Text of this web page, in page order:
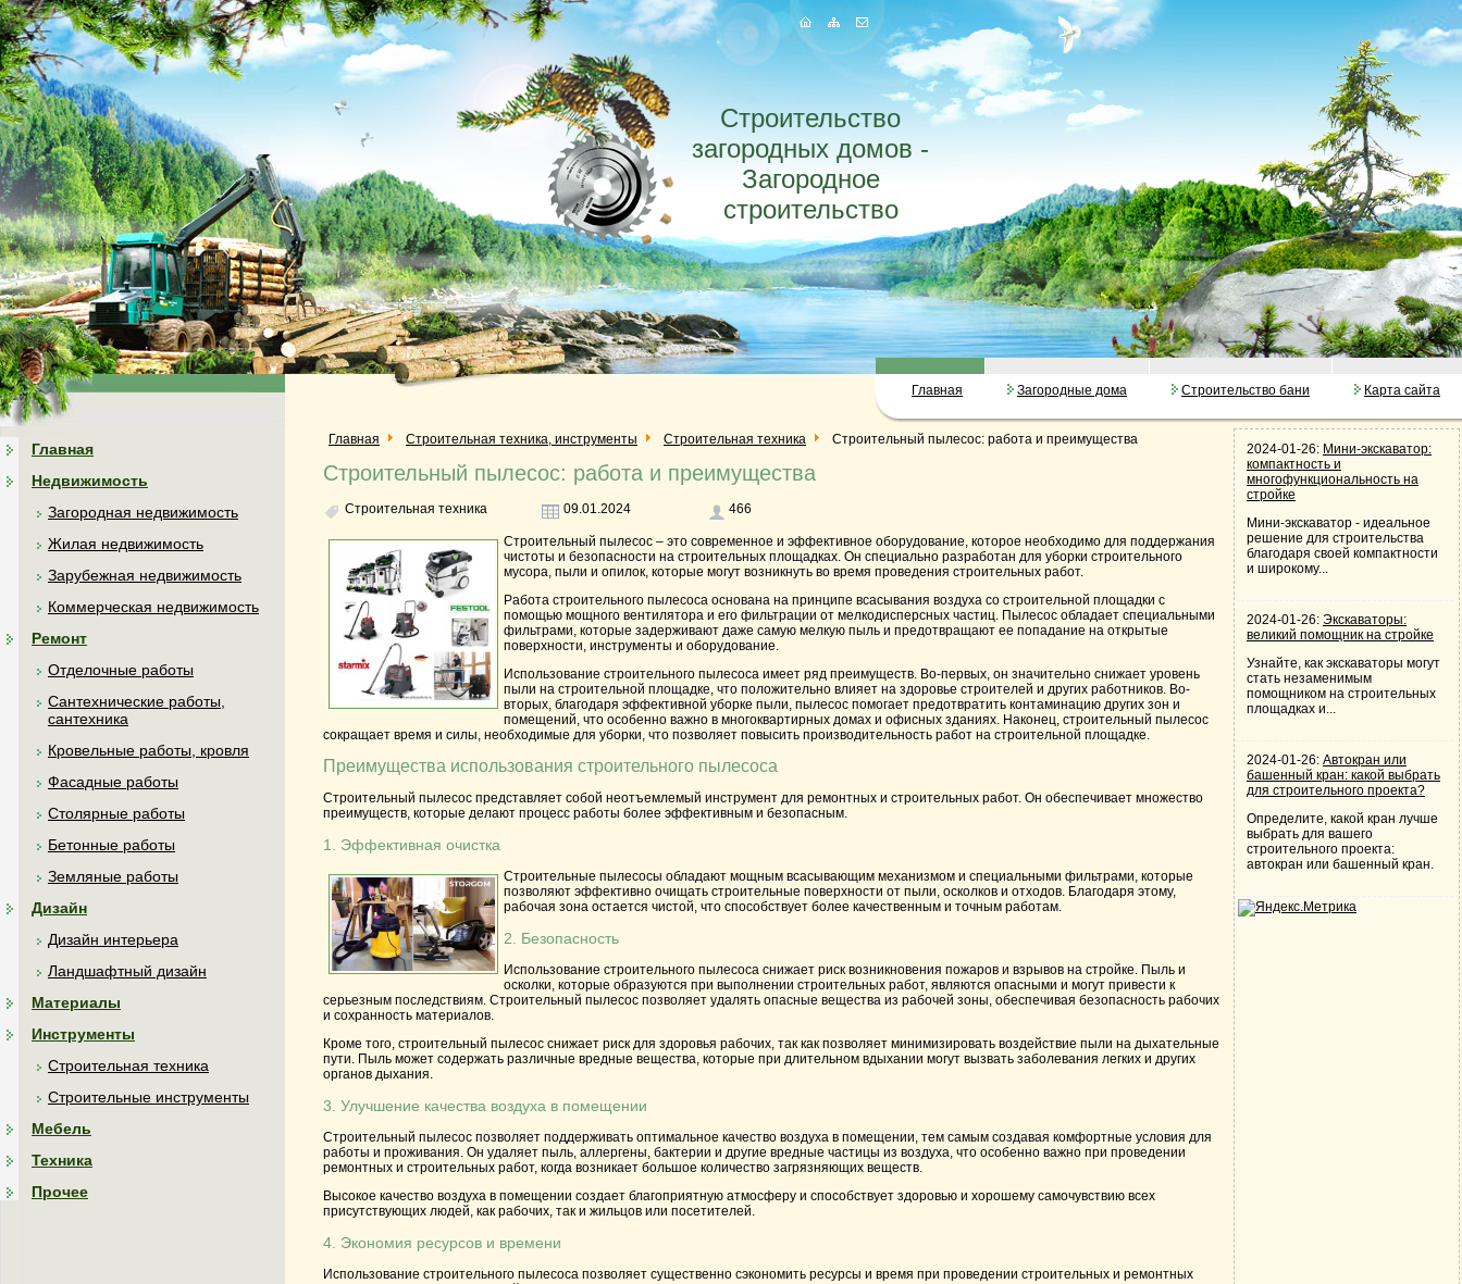
Строительство
загородных домов -
Загородное
строительство
Главная Загородные дома Строительство бани Карта сайта
Главная
Недвижимость
Загородная недвижимость
Жилая недвижимость
Зарубежная недвижимость
Коммерческая недвижимость
Ремонт
Отделочные работы
Сантехнические работы,
сантехника
Кровельные работы, кровля
Фасадные работы
Столярные работы
Бетонные работы
Земляные работы
Дизайн
Дизайн интерьера
Ландшафтный дизайн
Материалы
Инструменты
Строительная техника
Строительные инструменты
Мебель
Техника
Прочее
Главная Строительная техника, инструменты Строительная техника Строительный пылесос: работа и преимущества
Строительный пылесос: работа и преимущества
Строительная техника 09.01.2024 466
Строительный пылесос – это современное и эффективное оборудование, которое необходимо для поддержания
чистоты и безопасности на строительных площадках. Он специально разработан для уборки строительного
мусора, пыли и опилок, которые могут возникнуть во время проведения строительных работ.
Работа строительного пылесоса основана на принципе всасывания воздуха со строительной площадки с
помощью мощного вентилятора и его фильтрации от мелкодисперсных частиц. Пылесос обладает специальными
фильтрами, которые задерживают даже самую мелкую пыль и предотвращают ее попадание на открытые
поверхности, инструменты и оборудование.
Использование строительного пылесоса имеет ряд преимуществ. Во-первых, он значительно снижает уровень
пыли на строительной площадке, что положительно влияет на здоровье строителей и других работников. Во-
вторых, благодаря эффективной уборке пыли, пылесос помогает предотвратить контаминацию других зон и
помещений, что особенно важно в многоквартирных домах и офисных зданиях. Наконец, строительный пылесос
сокращает время и силы, необходимые для уборки, что позволяет повысить производительность работ на строительной площадке.
Преимущества использования строительного пылесоса
Строительный пылесос представляет собой неотъемлемый инструмент для ремонтных и строительных работ. Он обеспечивает множество
преимуществ, которые делают процесс работы более эффективным и безопасным.
1. Эффективная очистка
Строительные пылесосы обладают мощным всасывающим механизмом и специальными фильтрами, которые
позволяют эффективно очищать строительные поверхности от пыли, осколков и отходов. Благодаря этому,
рабочая зона остается чистой, что способствует более качественным и точным работам.
2. Безопасность
Использование строительного пылесоса снижает риск возникновения пожаров и взрывов на стройке. Пыль и
осколки, которые образуются при выполнении строительных работ, являются опасными и могут привести к
серьезным последствиям. Строительный пылесос позволяет удалять опасные вещества из рабочей зоны, обеспечивая безопасность рабочих
и сохранность материалов.
Кроме того, строительный пылесос снижает риск для здоровья рабочих, так как позволяет минимизировать воздействие пыли на дыхательные
пути. Пыль может содержать различные вредные вещества, которые при длительном вдыхании могут вызвать заболевания легких и других
органов дыхания.
3. Улучшение качества воздуха в помещении
Строительный пылесос позволяет поддерживать оптимальное качество воздуха в помещении, тем самым создавая комфортные условия для
работы и проживания. Он удаляет пыль, аллергены, бактерии и другие вредные частицы из воздуха, что особенно важно при проведении
ремонтных и строительных работ, когда возникает большое количество загрязняющих веществ.
Высокое качество воздуха в помещении создает благоприятную атмосферу и способствует здоровью и хорошему самочувствию всех
присутствующих людей, как рабочих, так и жильцов или посетителей.
4. Экономия ресурсов и времени
Использование строительного пылесоса позволяет существенно сэкономить ресурсы и время при проведении строительных и ремонтных
2024-01-26: Мини-экскаватор:
компактность и
многофункциональность на
стройке
Мини-экскаватор - идеальное
решение для строительства
благодаря своей компактности
и широкому...
2024-01-26: Экскаваторы:
великий помощник на стройке
Узнайте, как экскаваторы могут
стать незаменимым
помощником на строительных
площадках и...
2024-01-26: Автокран или
башенный кран: какой выбрать
для строительного проекта?
Определите, какой кран лучше
выбрать для вашего
строительного проекта:
автокран или башенный кран.